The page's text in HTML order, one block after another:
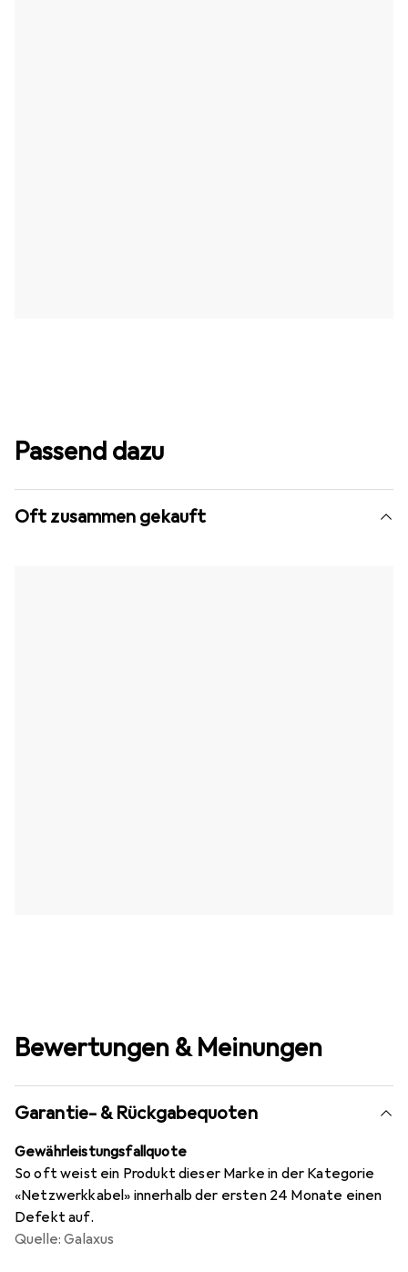
Passend dazu
Oft zusammen gekauft
Bewertungen & Meinungen
Garantie- & Rückgabequoten
Gewährleistungsfallquote
So oft weist ein Produkt dieser Marke in der Kategorie
«Netzwerkkabel» innerhalb der ersten 24 Monate einen
Defekt auf.
Quelle: Galaxus